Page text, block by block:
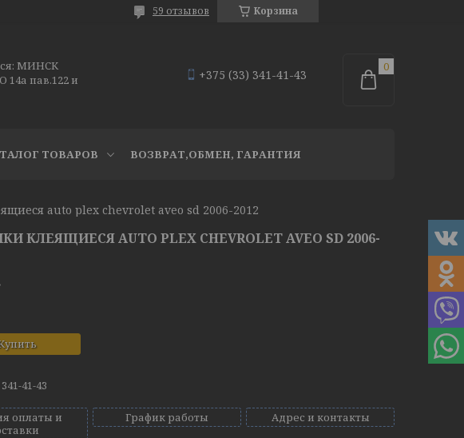
Корзина
59 отзывов
МИНСК
пав.122 и
+375 (33) 341-41-43
ТОВАРОВ ВОЗВРАТ,ОБМЕН, ГАРАНТИЯ
auto plex chevrolet aveo sd 2006-2012
КЛЕЯЩИЕСЯ AUTO PLEX CHEVROLET AVEO SD 2006-
41-43
оплаты и
График работы Адрес и контакты